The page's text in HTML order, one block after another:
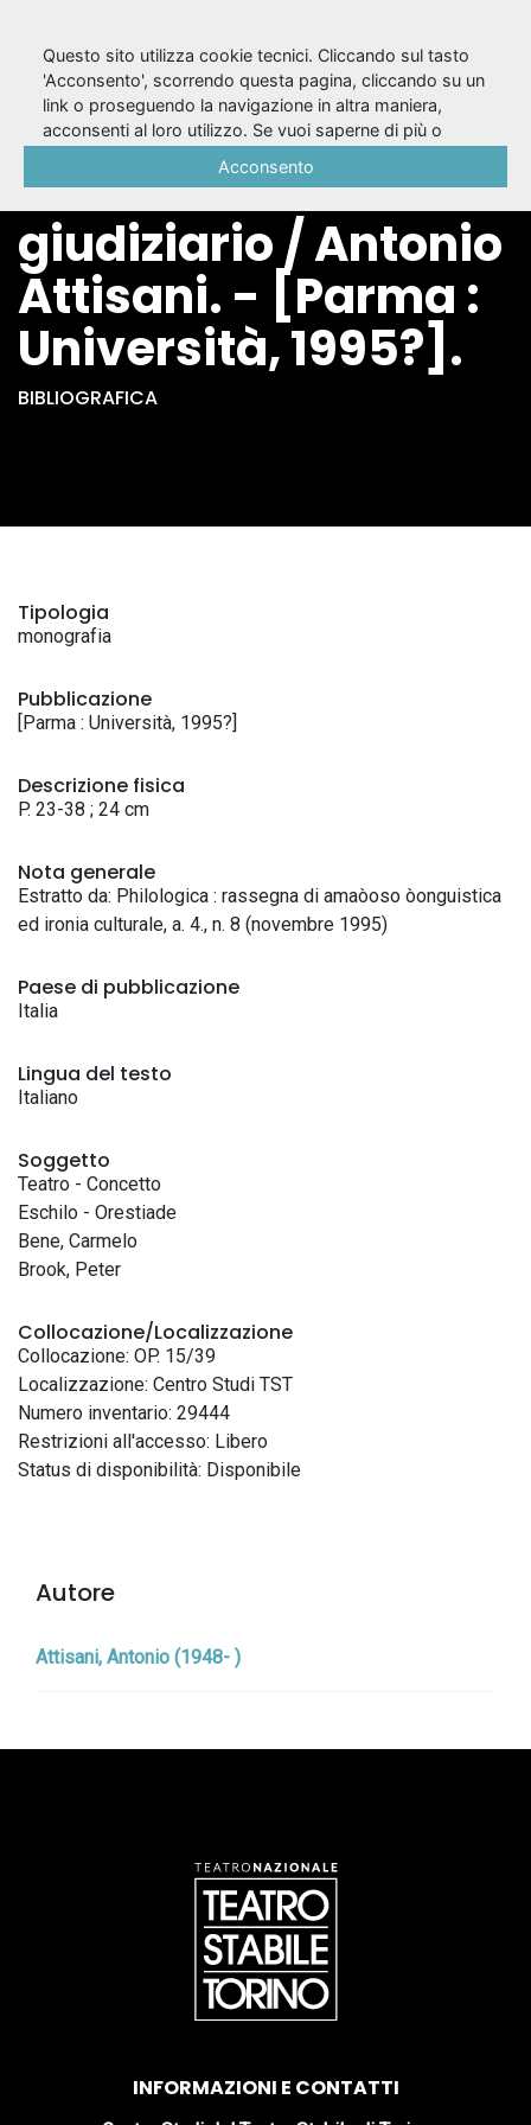
Montaggio teatrale
e sistema
giudiziario / Antonio
Attisani. - [Parma :
Università, 1995?].
BIBLIOGRAFICA
Tipologia
monografia
Pubblicazione
[Parma : Università, 1995?]
Descrizione fisica
P. 23-38 ; 24 cm
Nota generale
Estratto da: Philologica : rassegna di amaòoso òonguistica
ed ironia culturale, a. 4., n. 8 (novembre 1995)
Paese di pubblicazione
Italia
Lingua del testo
Italiano
Soggetto
Teatro - Concetto
Eschilo - Orestiade
Bene, Carmelo
Brook, Peter
Collocazione/Localizzazione
Collocazione: OP. 15/39
Localizzazione: Centro Studi TST
Numero inventario: 29444
Restrizioni all'accesso: Libero
Status di disponibilità: Disponibile
Autore
Attisani, Antonio (1948- )
INFORMAZIONI E CONTATTI
Questo sito utilizza cookie tecnici. Cliccando sul tasto
'Acconsento', scorrendo questa pagina, cliccando su un
link o proseguendo la navigazione in altra maniera,
acconsenti al loro utilizzo. Se vuoi saperne di più o
Acconsento